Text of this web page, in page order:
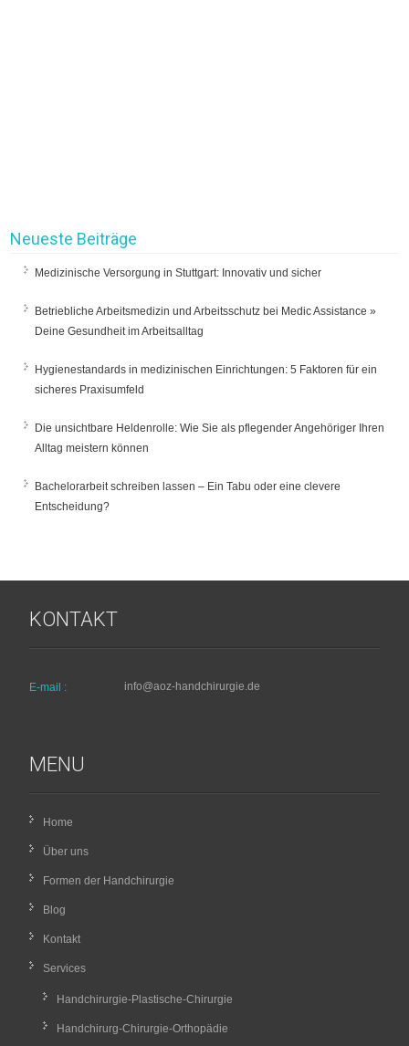
Neueste Beiträge
Medizinische Versorgung in Stuttgart: Innovativ und sicher
Betriebliche Arbeitsmedizin und Arbeitsschutz bei Medic Assistance »
Deine Gesundheit im Arbeitsalltag
Hygienestandards in medizinischen Einrichtungen: 5 Faktoren für ein
sicheres Praxisumfeld
Die unsichtbare Heldenrolle: Wie Sie als pflegender Angehöriger Ihren
Alltag meistern können
Bachelorarbeit schreiben lassen – Ein Tabu oder eine clevere
Entscheidung?
KONTAKT
E-mail : info@aoz-handchirurgie.de
MENU
Home
Über uns
Formen der Handchirurgie
Blog
Kontakt
Services
Handchirurgie-Plastische-Chirurgie
Handchirurg-Chirurgie-Orthopädie